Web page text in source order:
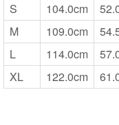
S
104.0cm
M
109.0cm
L
114.0cm
XL
122.0cm